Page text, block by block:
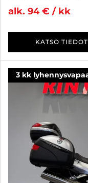
alk. 94 € / kk
KATSO TIEDOT
3 kk